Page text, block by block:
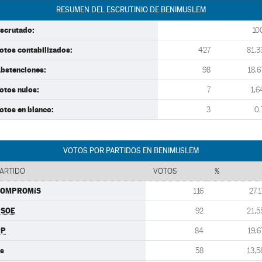
RESUMEN DEL ESCRUTINIO DE BENIMUSLEM
contabilizados: 427
98
nulos: 7
en blanco: 3
VOTOS POR PARTIDOS EN BENIMUSLEM
VOTOS %
116
92
84
58